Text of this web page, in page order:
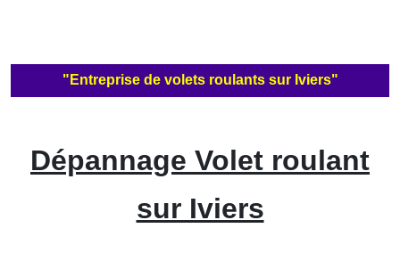
"Entreprise de volets roulants sur Iviers"
Dépannage Volet roulant
sur Iviers